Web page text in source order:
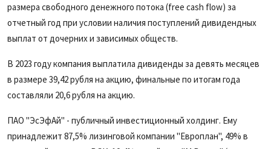
размера свободного денежного потока (free cash flow) за
отчетный год при условии наличия поступлений дивидендных
выплат от дочерних и зависимых обществ.
В 2023 году компания выплатила дивиденды за девять месяцев
в размере 39,42 рубля на акцию, финальные по итогам года
составляли 20,6 рубля на акцию.
ПАО "ЭсЭфАй" - публичный инвестиционный холдинг. Ему
принадлежит 87,5% лизинговой компании "Европлан", 49% в